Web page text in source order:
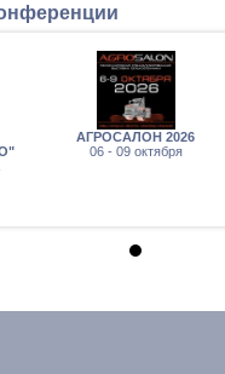
АГРОСАЛОН 2026
06 - 09 октября